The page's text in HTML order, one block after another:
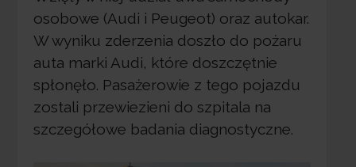
osobowe (Audi i Peugeot) oraz autokar.
W wyniku zderzenia doszło do pożaru
auta marki Audi, które doszczętnie
spłonęło. Pasażerowie z tego pojazdu
zostali przewiezieni do szpitala na
szczegółowe badania diagnostyczne.